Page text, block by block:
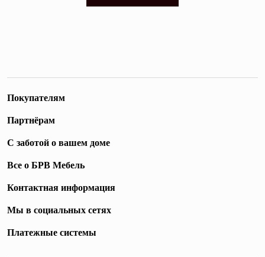
Покупателям
Партнёрам
С заботой о вашем доме
Все о БРВ Мебель
Контактная информация
Мы в социальных сетях
Платежные системы